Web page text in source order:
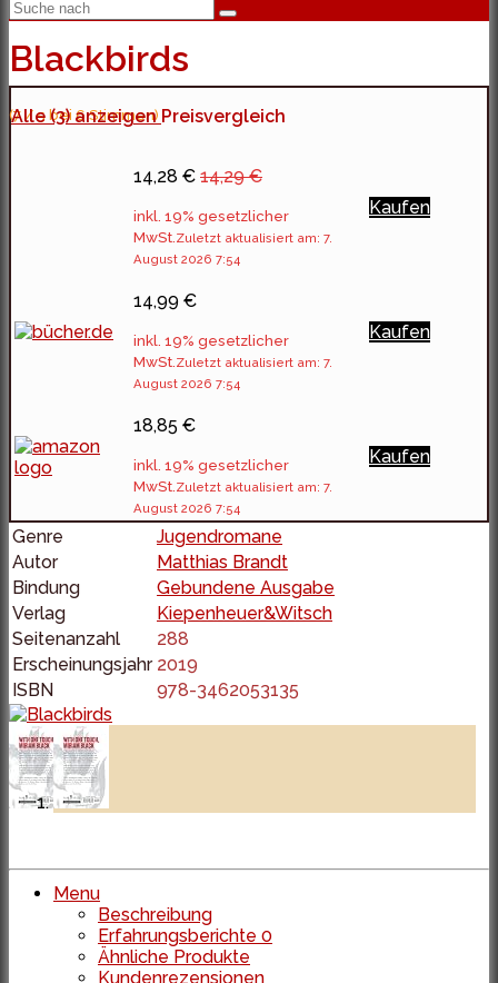
Blackbirds
(7 / 5 bei 6 Stimmen)
Alle (3) anzeigen Preisvergleich
14,28 € 14,29 €
inkl. 19% gesetzlicher
MwSt. Zuletzt aktualisiert am: 7.
August 2026 7:54
Kaufen
14,99 €
inkl. 19% gesetzlicher
MwSt. Zuletzt aktualisiert am: 7.
August 2026 7:54
Kaufen
18,85 €
inkl. 19% gesetzlicher
MwSt. Zuletzt aktualisiert am: 7.
August 2026 7:54
Kaufen
Genre
Jugendromane
Autor
Matthias Brandt
Bindung
Gebundene Ausgabe
Verlag
Kiepenheuer&Witsch
Seitenanzahl
288
Erscheinungsjahr 2019
ISBN
978-3462053135
Menu
Beschreibung
Erfahrungsberichte 0
Ähnliche Produkte
Kundenrezensionen